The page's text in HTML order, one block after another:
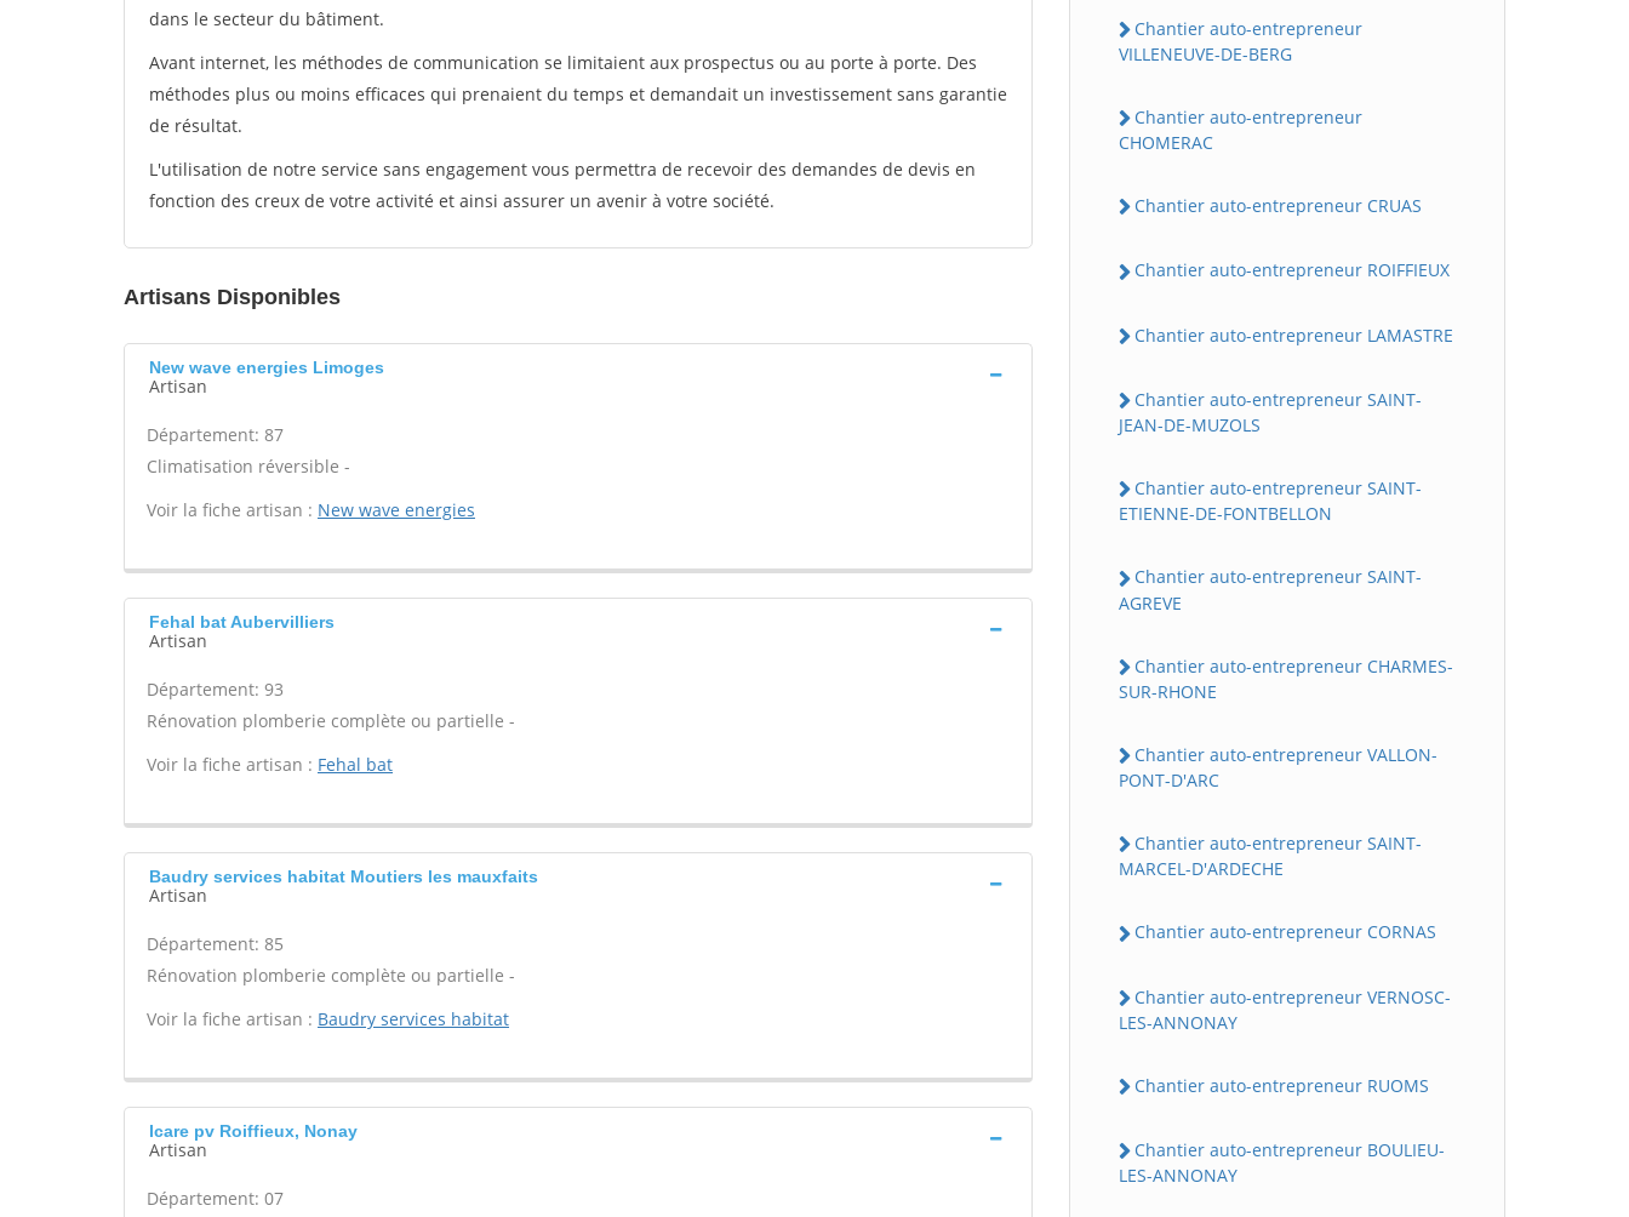
dans le secteur du bâtiment.
Avant internet, les méthodes de communication se limitaient aux prospectus ou au porte à porte. Des
méthodes plus ou moins efficaces qui prenaient du temps et demandait un investissement sans garantie
de résultat.
L'utilisation de notre service sans engagement vous permettra de recevoir des demandes de devis en
fonction des creux de votre activité et ainsi assurer un avenir à votre société.
Artisans Disponibles
New wave energies Limoges
Artisan
Département: 87
Climatisation réversible -
Voir la fiche artisan : New wave energies
Fehal bat Aubervilliers
Artisan
Département: 93
Rénovation plomberie complète ou partielle -
Voir la fiche artisan : Fehal bat
Baudry services habitat Moutiers les mauxfaits
Artisan
Département: 85
Rénovation plomberie complète ou partielle -
Voir la fiche artisan : Baudry services habitat
Icare pv Roiffieux, Nonay
Artisan
Département: 07
Chantier auto-entrepreneur
VILLENEUVE-DE-BERG
Chantier auto-entrepreneur
CHOMERAC
Chantier auto-entrepreneur CRUAS
Chantier auto-entrepreneur ROIFFIEUX
Chantier auto-entrepreneur LAMASTRE
Chantier auto-entrepreneur SAINT-
JEAN-DE-MUZOLS
Chantier auto-entrepreneur SAINT-
ETIENNE-DE-FONTBELLON
Chantier auto-entrepreneur SAINT-
AGREVE
Chantier auto-entrepreneur CHARMES-
SUR-RHONE
Chantier auto-entrepreneur VALLON-
PONT-D'ARC
Chantier auto-entrepreneur SAINT-
MARCEL-D'ARDECHE
Chantier auto-entrepreneur CORNAS
Chantier auto-entrepreneur VERNOSC-
LES-ANNONAY
Chantier auto-entrepreneur RUOMS
Chantier auto-entrepreneur BOULIEU-
LES-ANNONAY